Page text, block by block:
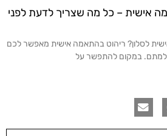
אישית – כל מה שצריך לדעת לפני
לסלון? ריהוט בהתאמה אישית מאפשר לכם
במקום להתפשר על